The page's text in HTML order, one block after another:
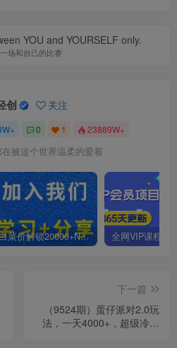
YOU and YOURSELF only.
场和自己的比赛
创 关注
0 1 23889W+
被这个世界温柔的爱着
白菜价解锁20000+N个赚钱机会，加入星叙轻创会员，全站资源免费学习。
下一篇
（9524期）蛋仔派对2.0玩
法，一天4000+，超级冷门